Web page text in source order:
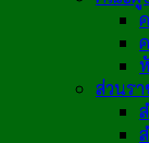
ส่วนร